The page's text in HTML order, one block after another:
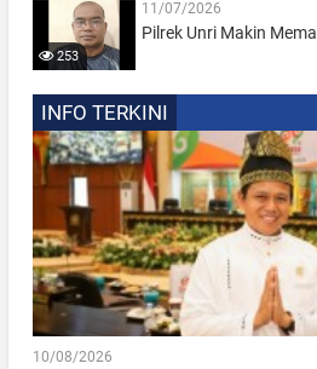
253
11/07/2026
Pilrek Unri Makin
INFO TERKINI
10/08/2026